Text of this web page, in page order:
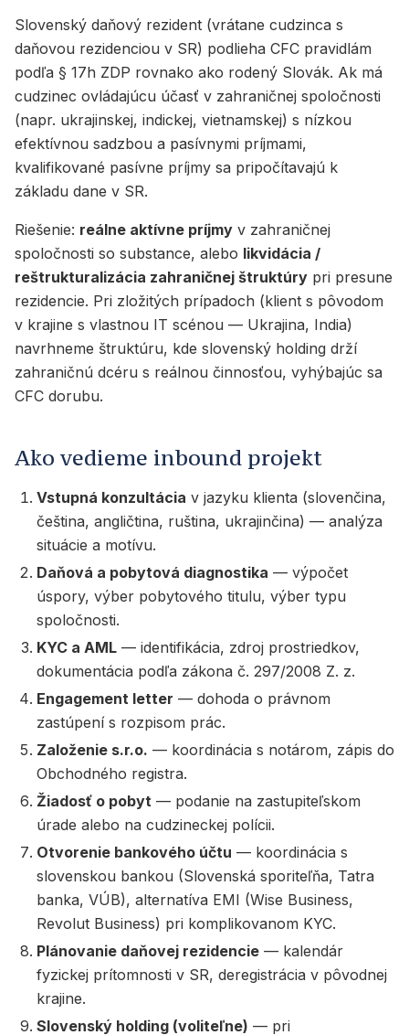
Slovenský daňový rezident (vrátane cudzinca s
daňovou rezidenciou v SR) podlieha CFC pravidlám
podľa § 17h ZDP rovnako ako rodený Slovák. Ak má
cudzinec ovládajúcu účasť v zahraničnej spoločnosti
(napr. ukrajinskej, indickej, vietnamskej) s nízkou
efektívnou sadzbou a pasívnymi príjmami,
kvalifikované pasívne príjmy sa pripočítavajú k
základu dane v SR.
Riešenie: reálne aktívne príjmy v zahraničnej
spoločnosti so substance, alebo likvidácia /
reštrukturalizácia zahraničnej štruktúry pri presune
rezidencie. Pri zložitých prípadoch (klient s pôvodom
v krajine s vlastnou IT scénou — Ukrajina, India)
navrhneme štruktúru, kde slovenský holding drží
zahraničnú dcéru s reálnou činnosťou, vyhýbajúc sa
CFC dorubu.
Ako vedieme inbound projekt
Vstupná konzultácia v jazyku klienta (slovenčina,
čeština, angličtina, ruština, ukrajinčina) — analýza
situácie a motívu.
Daňová a pobytová diagnostika — výpočet
úspory, výber pobytového titulu, výber typu
spoločnosti.
KYC a AML — identifikácia, zdroj prostriedkov,
dokumentácia podľa zákona č. 297/2008 Z. z.
Engagement letter — dohoda o právnom
zastúpení s rozpisom prác.
Založenie s.r.o. — koordinácia s notárom, zápis do
Obchodného registra.
Žiadosť o pobyt — podanie na zastupiteľskom
úrade alebo na cudzineckej polícii.
Otvorenie bankového účtu — koordinácia s
slovenskou bankou (Slovenská sporiteľňa, Tatra
banka, VÚB), alternatíva EMI (Wise Business,
Revolut Business) pri komplikovanom KYC.
Plánovanie daňovej rezidencie — kalendár
fyzickej prítomnosti v SR, deregistrácia v pôvodnej
krajine.
Slovenský holding (voliteľne) — pri